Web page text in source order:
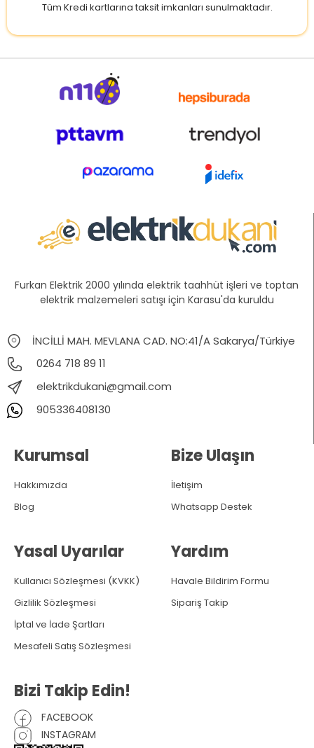
Tüm Kredi kartlarına taksit imkanları sunulmaktadır.
Furkan Elektrik 2000 yılında elektrik taahhüt işleri ve toptan
elektrik malzemeleri satışı için Karasu'da kuruldu
İNCİLLİ MAH. MEVLANA CAD. NO:41/A Sakarya/Türkiye
0264 718 89 11
elektrikdukani@gmail.com
905336408130
Kurumsal
Hakkımızda
Blog
Yasal Uyarılar
Kullanıcı Sözleşmesi (KVKK)
Gizlilik Sözleşmesi
İptal ve İade Şartları
Mesafeli Satış Sözleşmesi
Bize Ulaşın
İletişim
Whatsapp Destek
Yardım
Havale Bildirim Formu
Sipariş Takip
Bizi Takip Edin!
FACEBOOK
INSTAGRAM